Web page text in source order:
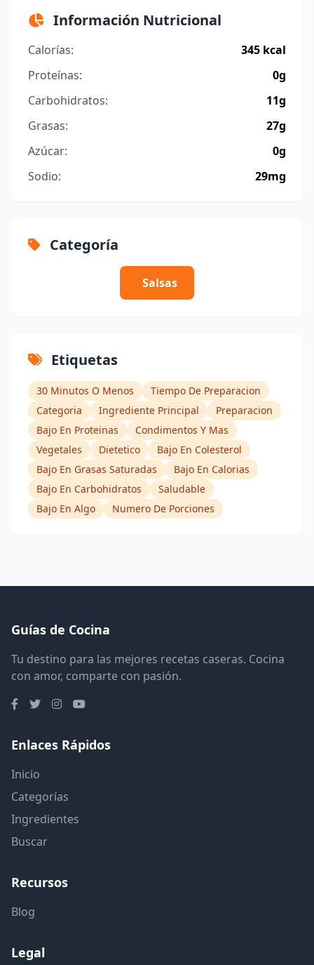
Información Nutricional
Calorías:
345 kcal
Proteínas:
0g
Carbohidratos:
11g
Grasas:
27g
Azúcar:
0g
Sodio:
29mg
Categoría
Salsas
Etiquetas
30 Minutos O Menos
Tiempo De Preparacion
Categoria
Ingrediente Principal
Preparacion
Bajo En Proteinas
Condimentos Y Mas
Vegetales
Dietetico
Bajo En Colesterol
Bajo En Grasas Saturadas
Bajo En Calorias
Bajo En Carbohidratos
Saludable
Bajo En Algo
Numero De Porciones
Guías de Cocina
Tu destino para las mejores recetas caseras. Cocina
con amor, comparte con pasión.
Enlaces Rápidos
Inicio
Categorías
Ingredientes
Buscar
Recursos
Blog
Legal